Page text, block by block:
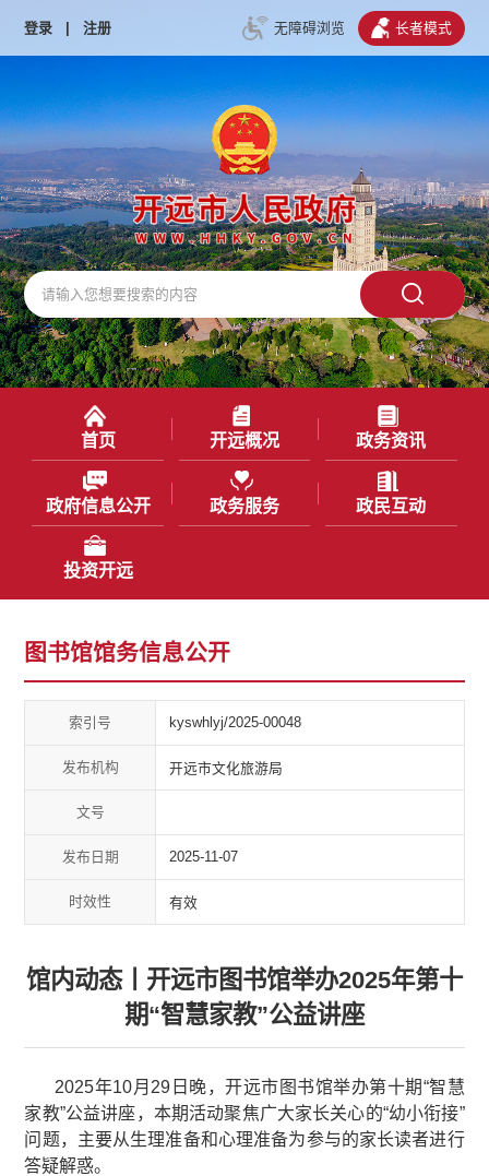
登录 | 注册 无障碍浏览 长者模式
首页 开远概况 政务资讯
政府信息公开 政务服务 政民互动
投资开远
图书馆馆务信息公开
索引号 kyswhlyj/2025-00048
发布机构 开远市文化旅游局
文号
发布日期 2025-11-07
时效性 有效
馆内动态丨开远市图书馆举办2025年第十
期“智慧家教”公益讲座
2025年10月29日晚，开远市图书馆举办第十期“智慧
家教”公益讲座，本期活动聚焦广大家长关心的“幼小衔接”
问题，主要从生理准备和心理准备为参与的家长读者进行
答疑解惑。